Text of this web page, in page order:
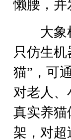
懒腰，并
大象机
只仿生机
猫”，可
对老人
真实养猫
架，对超